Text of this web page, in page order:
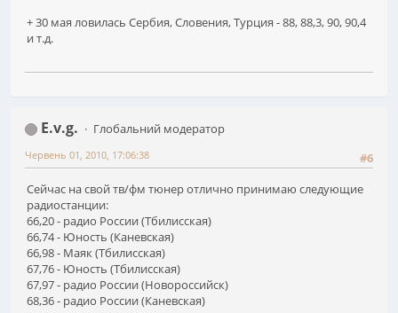
+ 30 мая ловилась Сербия, Словения, Турция - 88, 88,3, 90, 90,4
и т.д.
E.v.g.
Глобальний модератор
#6
Червень 01, 2010, 17:06:38
Сейчас на свой тв/фм тюнер отлично принимаю следующие
радиостанции:
66,20 - радио России (Тбилисская)
66,74 - Юность (Каневская)
66,98 - Маяк (Тбилисская)
67,76 - Юность (Тбилисская)
67,97 - радио России (Новороссийск)
68,36 - радио России (Каневская)